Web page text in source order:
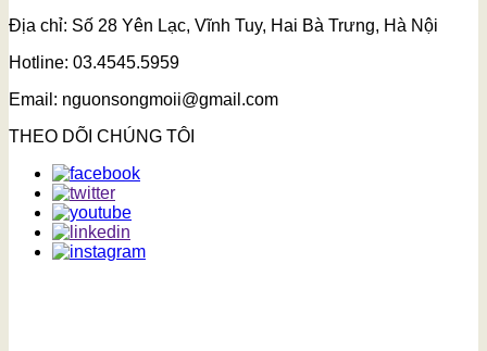
Địa chỉ: Số 28 Yên Lạc, Vĩnh Tuy, Hai Bà Trưng, Hà Nội
Hotline: 03.4545.5959
Email: nguonsongmoii@gmail.com
THEO DÕI CHÚNG TÔI